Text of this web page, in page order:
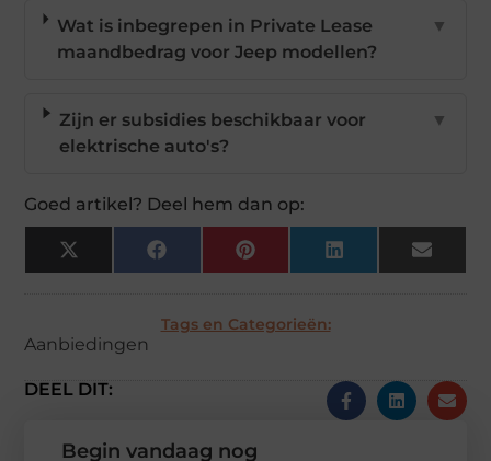
Wat is inbegrepen in Private Lease
maandbedrag voor Jeep modellen?
▼
Zijn er subsidies beschikbaar voor
elektrische auto's?
▼
Goed artikel? Deel hem dan op:
X
(Twitter)
FacebookPinterestLinkedIn Email
Tags en Categorieën:
Aanbiedingen
DEEL DIT:
Begin vandaag nog